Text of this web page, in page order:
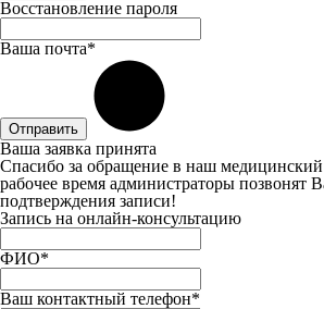
Восстановление пароля
Ваша почта*
Отправить
Ваша заявка принята
Спасибо за обращение в наш
рабочее время администраторы позвонят
подтверждения записи!
Запись на онлайн-консультацию
ФИО*
Ваш контактный телефон*